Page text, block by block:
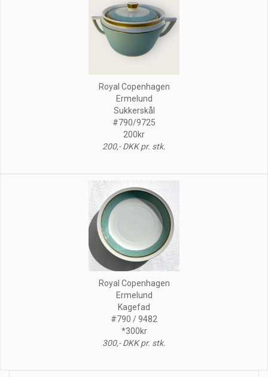
Royal Copenhagen
Ermelund
Sukkerskål
#790/9725
200kr
200,- DKK pr. stk.
Royal Copenhagen
Ermelund
Kagefad
#790 / 9482
*300kr
300,- DKK pr. stk.